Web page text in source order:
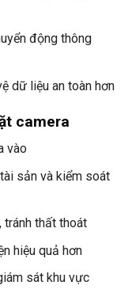
động thông
dữ liệu an toàn hơn
camera
vào
sản và kiểm soát
tránh thất thoát
hiệu quả hơn
sát khu vực